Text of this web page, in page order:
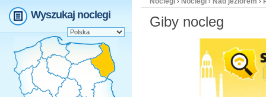
Wyszukaj noclegi Giby nocleg